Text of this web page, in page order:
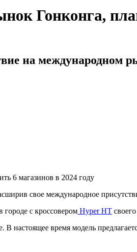
Гонконга,
на международном
6 магазинов в 2024 году
свое международное
городе с кроссовером Hyper HT
время модель